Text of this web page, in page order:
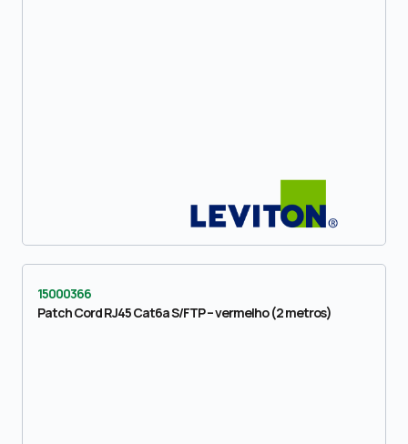
15000366
Patch Cord RJ45 Cat6a S/FTP – vermelho (2 metros)